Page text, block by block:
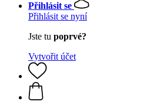
Přihlásit se
Přihlásit se nyní
Jste tu poprvé?
Vytvořit účet